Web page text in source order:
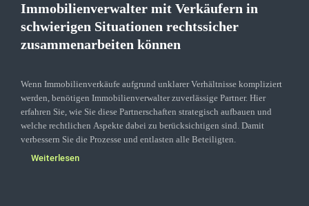
Immobilienverwalter mit Verkäufern in
schwierigen Situationen rechtssicher
zusammenarbeiten können
Wenn Immobilienverkäufe aufgrund unklarer Verhältnisse kompliziert
werden, benötigen Immobilienverwalter zuverlässige Partner. Hier
erfahren Sie, wie Sie diese Partnerschaften strategisch aufbauen und
welche rechtlichen Aspekte dabei zu berücksichtigen sind. Damit
verbessern Sie die Prozesse und entlasten alle Beteiligten.
Weiterlesen